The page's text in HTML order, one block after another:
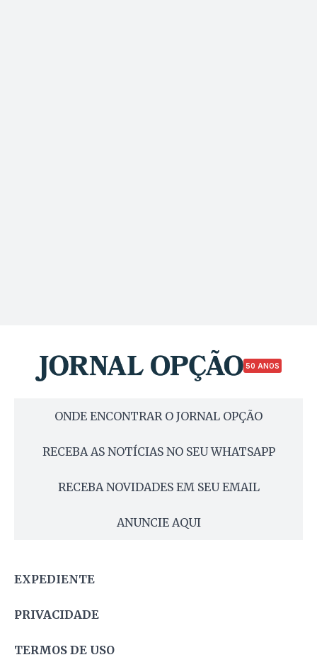
50 ANOS
ONDE ENCONTRAR O JORNAL OPÇÃO
RECEBA AS NOTÍCIAS NO SEU WHATSAPP
RECEBA NOVIDADES EM SEU EMAIL
ANUNCIE AQUI
EXPEDIENTE
PRIVACIDADE
TERMOS DE USO